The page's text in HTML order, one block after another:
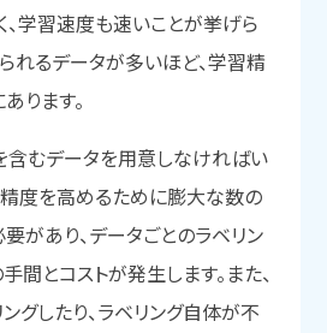
学習速度も速いことが挙げら
れるデータが多いほど、学習精
ります。
含むデータを用意しなければい
度を高めるために膨大な数の
があり、データごとのラベリン
間とコストが発生します。また、
グしたり、ラベリング自体が不